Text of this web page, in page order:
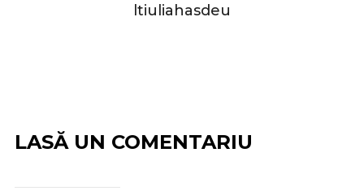
ltiuliahasdeu
LASĂ UN COMENTARIU